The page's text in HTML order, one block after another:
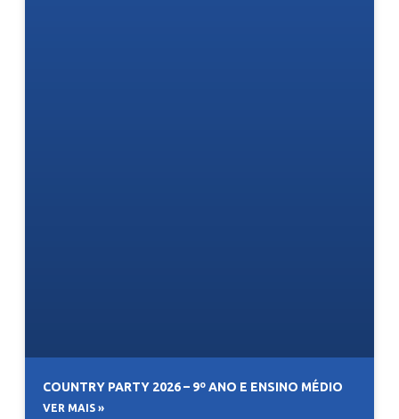
COUNTRY PARTY 2026 – 9º ANO E ENSINO MÉDIO
VER MAIS »